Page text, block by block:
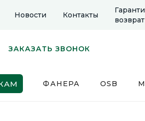
Новости Контакты
возврат
ЗАКАЗАТЬ ЗВОНОК
ФАНЕРА OSB